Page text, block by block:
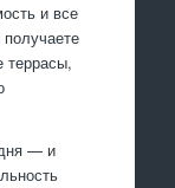
и все
террасы,
— и